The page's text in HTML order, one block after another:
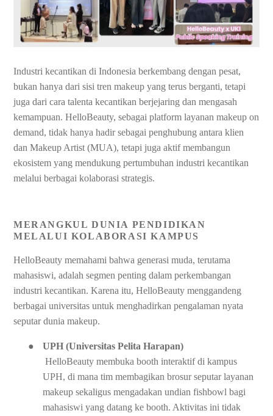
Industri kecantikan di Indonesia berkembang dengan pesat,
bukan hanya dari sisi tren makeup yang terus berganti, tetapi
juga dari cara talenta kecantikan berjejaring dan mengasah
kemampuan. HelloBeauty, sebagai platform layanan makeup on
demand, tidak hanya hadir sebagai penghubung antara klien
dan Makeup Artist (MUA), tetapi juga aktif membangun
ekosistem yang mendukung pertumbuhan industri kecantikan
melalui berbagai kolaborasi strategis.
MERANGKUL DUNIA PENDIDIKAN
MELALUI KOLABORASI KAMPUS
HelloBeauty memahami bahwa generasi muda, terutama
mahasiswi, adalah segmen penting dalam perkembangan
industri kecantikan. Karena itu, HelloBeauty menggandeng
berbagai universitas untuk menghadirkan pengalaman nyata
seputar dunia makeup.
●
UPH (Universitas Pelita Harapan)
HelloBeauty membuka booth interaktif di kampus
UPH, di mana tim membagikan brosur seputar layanan
makeup sekaligus mengadakan undian fishbowl bagi
mahasiswi yang datang ke booth. Aktivitas ini tidak